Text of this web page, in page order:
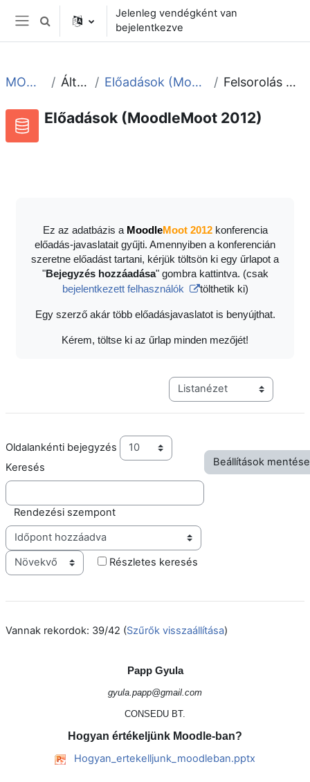
Tovább a fő tartalomhoz
Oldalpanel
Keresési bemeneti adatok váltása
Jelenleg vendégként van
bejelentkezve
MOOT2012 Általános Előadások (MoodleMoot 2012) Felsorolás megtekintése
Előadások (MoodleMoot 2012)
Ez az adatbázis a MoodleMoot 2012konferencia
előadás-javaslatait gyűjti. Amennyiben a konferencián
szeretne előadást tartani, kérjük töltsön ki egy űrlapot a
"Bejegyzés hozzáadása" gombra kattintva. (csak
bejelentkezett felhasználók
tölthetik ki)
Egy szerző akár több előadásjavaslatot is benyújthat.
Kérem, töltse ki az űrlap minden mezőjét!
Harmadik szintű navigáció
Oldalankénti bejegyzés
Keresés
Rendezési szempont
Részletes keresés
Vannak rekordok: 39/42 (Szűrők visszaállítása)
Papp Gyula
gyula.papp@gmail.com
CONSEDU BT.
Hogyan értékeljünk Moodle-ban?
Hogyan_ertekelljunk_moodleban.pptx